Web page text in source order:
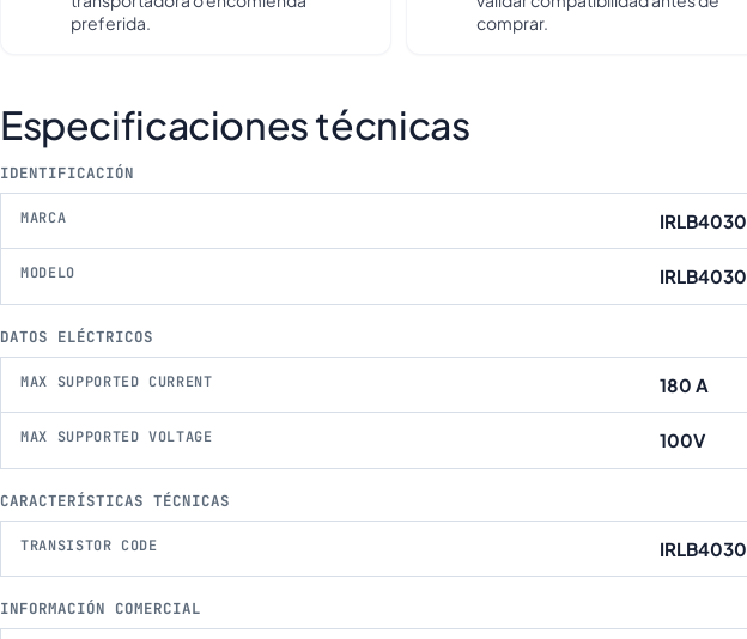
preferida.
comprar.
Especificaciones técnicas
IDENTIFICACIÓN
MARCA IRLB4030
MODELO IRLB4030
DATOS ELÉCTRICOS
MAX SUPPORTED CURRENT 180 A
MAX SUPPORTED VOLTAGE 100V
CARACTERÍSTICAS TÉCNICAS
TRANSISTOR CODE IRLB4030
INFORMACIÓN COMERCIAL